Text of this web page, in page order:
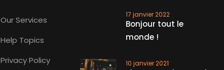
Our Services
Help Topics
Privacy Policy
17 janvier 2022
Bonjour tout le
monde !
10 janvier 2021